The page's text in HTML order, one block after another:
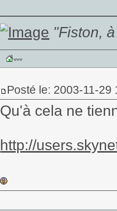
"Fiston,
Posté le: 2003-11-29
Qu'à cela ne
http://